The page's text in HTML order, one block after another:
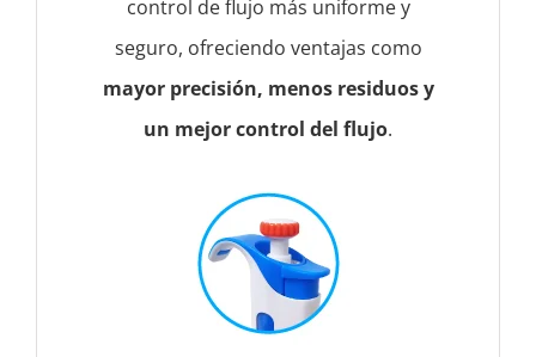
control de flujo más uniforme y
seguro, ofreciendo ventajas como
mayor precisión, menos residuos y
un mejor control del flujo.